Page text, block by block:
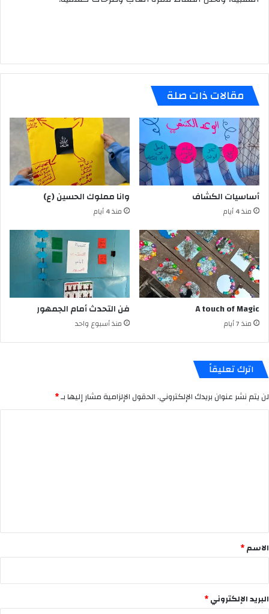
مقالات ذات صلة
أساسيات الكشاف
منذ 4 أيام
وانا مملوك الحسين (ع)
منذ 4 أيام
A touch of Magic
منذ 7 أيام
فن التحدث أمام الجمهور
منذ أسبوع واحد
اترك تعليقاً
لن يتم نشر عنوان بريدك الإلكتروني.الحقول الإلزامية مشار إليها بـ*
*
الاسم*
البريد الإلكتروني*